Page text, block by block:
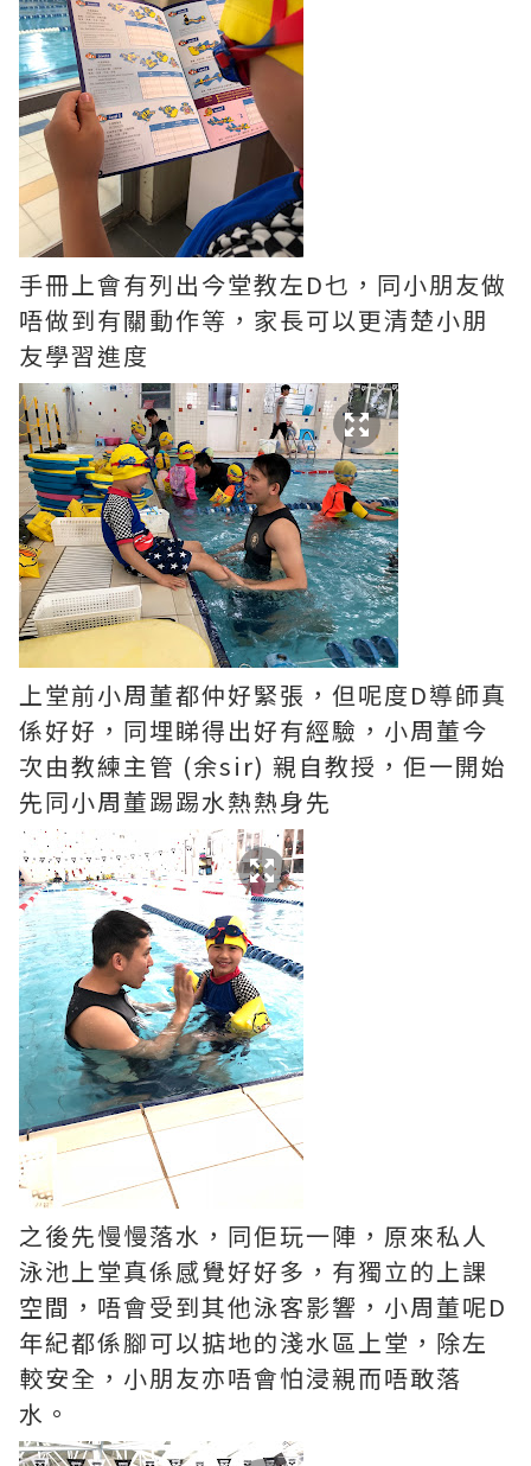
手冊上會有列出今堂教左D乜，同小朋友做
唔做到有關動作等，家長可以更清楚小朋
友學習進度
上堂前小周董都仲好緊張，但呢度D導師真
係好好，同埋睇得出好有經驗，小周董今
次由教練主管 (余sir) 親自教授，佢一開始
先同小周董踢踢水熱熱身先
之後先慢慢落水，同佢玩一陣，原來私人
泳池上堂真係感覺好好多，有獨立的上課
空間，唔會受到其他泳客影響，小周董呢D
年紀都係腳可以掂地的淺水區上堂，除左
較安全，小朋友亦唔會怕浸親而唔敢落
水。